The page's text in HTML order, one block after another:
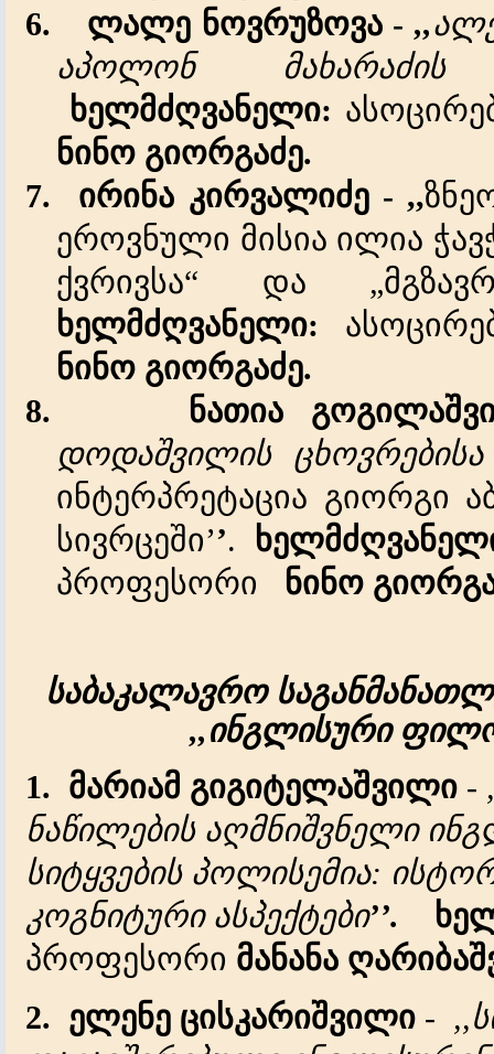
6.
ლალე ნოვრუზოვა - ,,
აპოლონ მახარაძის
ხელმძღვანელი:
ნინო გიორგაძე.
7.
ირინა კირვალიძე - ,,
ეროვნული მისია ილია
ქვრივსა“ და
ხელმძღვანელი:
ნინო გიორგაძე.
8.
ნათია
დოდაშვილის
ინტერპრეტაცია გიორგი
სივრცეში’’.
პროფესორი ნინო
საბაკალავრო
,,ინგლისური
1. მარიამ გიგიტელაშვილი -
ნაწილების აღმნიშვნელი
სიტყვების პოლისემია:
კოგნიტური ასპექტები’’.
პროფესორი მანანა
2. ელენე ცისკარიშვილი -